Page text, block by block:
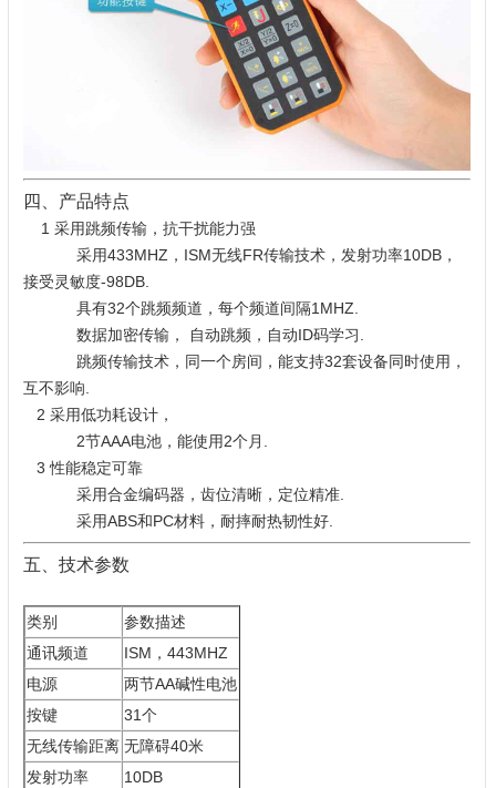
四、产品特点
1 采用跳频传输，抗干扰能力强
采用433MHZ，ISM无线FR传输技术，发射功率10DB，
接受灵敏度-98DB.
具有32个跳频频道，每个频道间隔1MHZ.
数据加密传输， 自动跳频，自动ID码学习.
跳频传输技术，同一个房间，能支持32套设备同时使用，
互不影响.
2 采用低功耗设计，
2节AAA电池，能使用2个月.
3 性能稳定可靠
采用合金编码器，齿位清晰，定位精准.
采用ABS和PC材料，耐摔耐热韧性好.
五、技术参数
类别
参数描述
通讯频道
ISM，443MHZ
电源
两节AA碱性电池
按键
31个
无线传输距离 无障碍40米
发射功率
10DB